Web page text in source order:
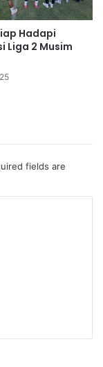
Hadapi
Liga 2 Musim
fields are